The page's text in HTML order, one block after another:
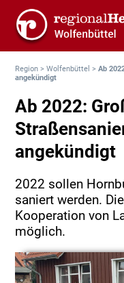
Region >Wolfenbüttel >Ab
angekündigt
Ab 2022:
angekündigt
2022 sollen
saniert werden.
Kooperation von
möglich.